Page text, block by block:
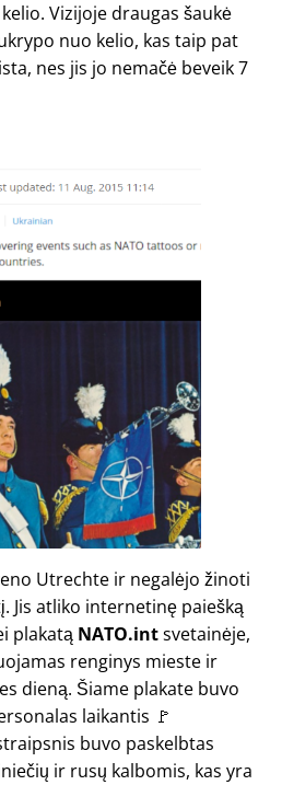
Vizijoje draugas šaukė
nuo kelio, kas taip pat
nes jis jo nemačė beveik 7
Utrechte ir negalėjo žinoti
Jis atliko internetinę paiešką
plakatą NATO.intsvetainėje,
renginys mieste ir
dieną. Šiame plakate buvo
laikantis 🚩
buvo paskelbtas
ir rusų kalbomis, kas yra